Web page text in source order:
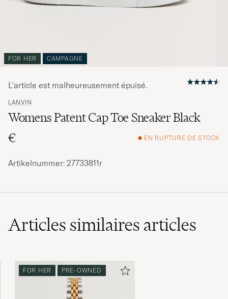
FOR HER CAMPAGNE
LANVIN
Womens Patent Cap Toe Sneaker Black
€
EN RUPTURE DE STOCK
L'article est malheureusement épuisé.
Artikelnummer: 27733811r
Articles similaires articles
FOR HER PRE-OWNED